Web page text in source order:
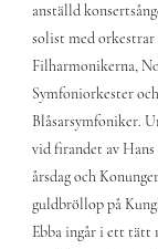
anställd
solist med orkestrar
Filharmonikerna,
Symfoniorkester
Blåsarsymfoniker.
vid firandet av
årsdag och
guldbröllop på
Ebba ingår i ett tätt